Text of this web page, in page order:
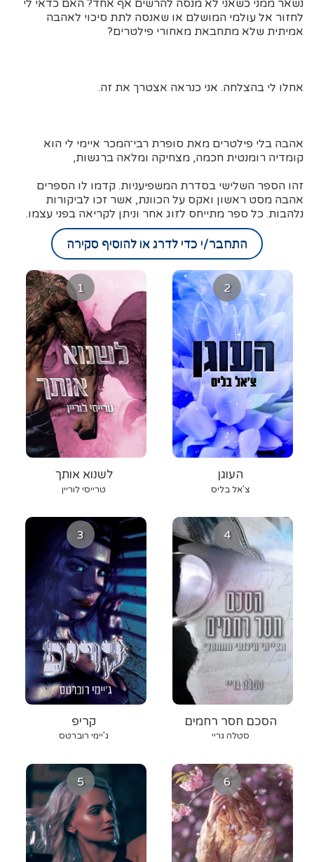
נשאר ממני כשאני לא מנסה להרשים אף אחד? האם כדאי לי
לחזור אל עולמי המושלם או שאנסה לתת סיכוי לאהבה
אמיתית שלא מתחבאת מאחורי פילטרים?
אחלו לי בהצלחה. אני כנראה אצטרך את זה.
אהבה בלי פילטרים מאת סופרת רבי־המכר איימי לי הוא
קומדיה רומנטית חכמה, מצחיקה ומלאה ברגשות,
זהו הספר השלישי בסדרת המשפיעניות. קדמו לו הספרים
אהבה מסט ראשון ואקס על הכוונת, אשר זכו לביקורות
נלהבות. כל ספר מתייחס לזוג אחר וניתן לקריאה בפני עצמו.
התחבר/י כדי לדרג או להוסיף סקירה
1
לשנוא אותך
טרייסי לוריין
2
העוגן
צ'אל בליס
3
קריפ
ג’יימי רוברטס
4
הסכם חסר רחמים
סטלה גריי
5 6